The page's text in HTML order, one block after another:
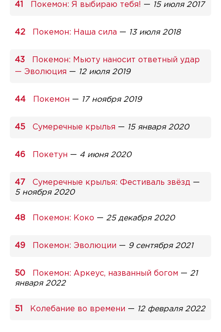
Покемон: Я выбираю тебя! — 15 июля 2017
Покемон: Наша сила — 13 июля 2018
Покемон: Мьюту наносит ответный удар
— Эволюция — 12 июля 2019
Покемон — 17 ноября 2019
Сумеречные крылья — 15 января 2020
Покетун — 4 июня 2020
Сумеречные крылья: Фестиваль звёзд —
5 ноября 2020
Покемон: Коко — 25 декабря 2020
Покемон: Эволюции — 9 сентября 2021
Покемон: Аркеус, названный богом — 21
января 2022
Колебание во времени — 12 февраля 2022